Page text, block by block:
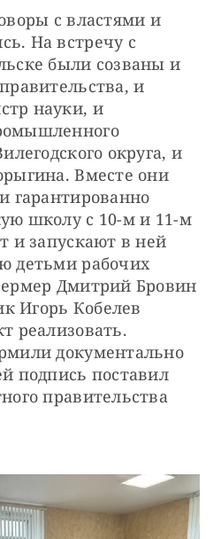
с властями и
На встречу с
были созваны и
и
науки, и
округа, и
Вместе они
гарантированно
школу с 10-м и 11-м
и запускают в ней
детьми рабочих
Дмитрий Бровин
Игорь Кобелев
реализовать.
документально
подпись поставил
правительства